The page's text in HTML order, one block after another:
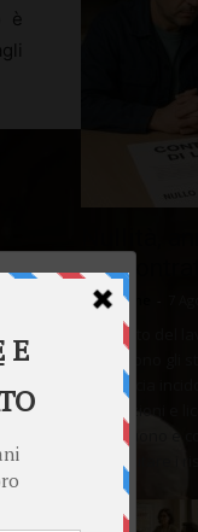
è
del
Redazione
Nel diritto del
distinguono e
per valutare i
your